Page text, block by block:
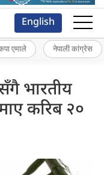
English
एमाले नेपाली कांग्रेस
भारतीय
करिब २०